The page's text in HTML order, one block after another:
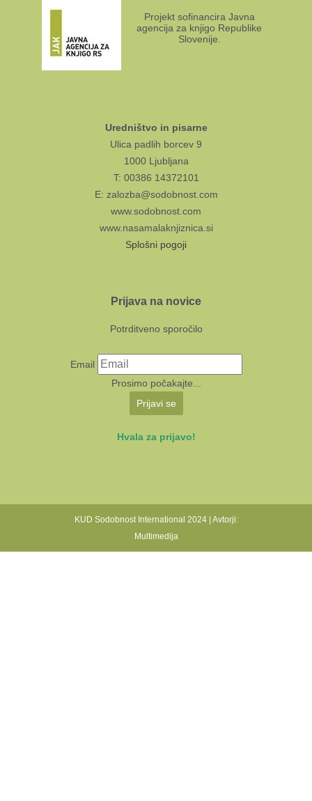
Projekt sofinancira Javna
agencija za knjigo Republike
Slovenije.
Uredništvo in pisarne
Ulica padlih borcev 9
1000 Ljubljana
T: 00386 14372101
E: zalozba@sodobnost.com
www.sodobnost.com
www.nasamalaknjiznica.si
Splošni pogoji
Prijava na novice
Potrditveno sporočilo
Email
Prosimo počakajte...
Prijavi se
Hvala za prijavo!
KUD Sodobnost International 2024 | Avtorji:
Multimedija